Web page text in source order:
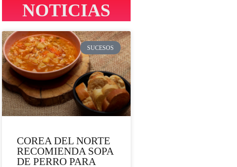
NOTICIAS
SUCESOS
COREA DEL NORTE
RECOMIENDA SOPA
DE PERRO PARA